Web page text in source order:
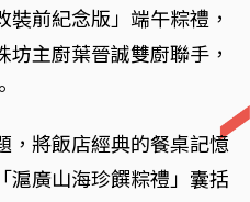
前紀念版」端午粽禮，
坊主廚葉晉誠雙廚聯手，
，將飯店經典的餐桌記憶
滬廣山海珍饌粽禮」囊括